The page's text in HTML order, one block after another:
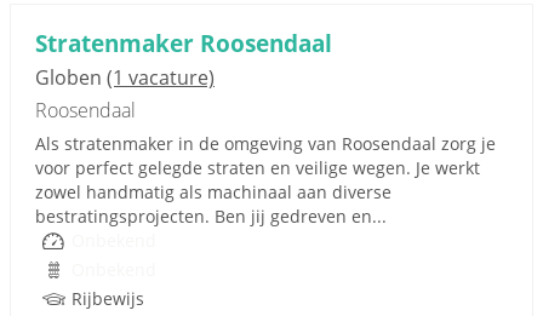
Stratenmaker Roosendaal
Globen (1 vacature)
Roosendaal
Als stratenmaker in de omgeving van Roosendaal zorg je
voor perfect gelegde straten en veilige wegen. Je werkt
zowel handmatig als machinaal aan diverse
bestratingsprojecten. Ben jij gedreven en...
Rijbewijs